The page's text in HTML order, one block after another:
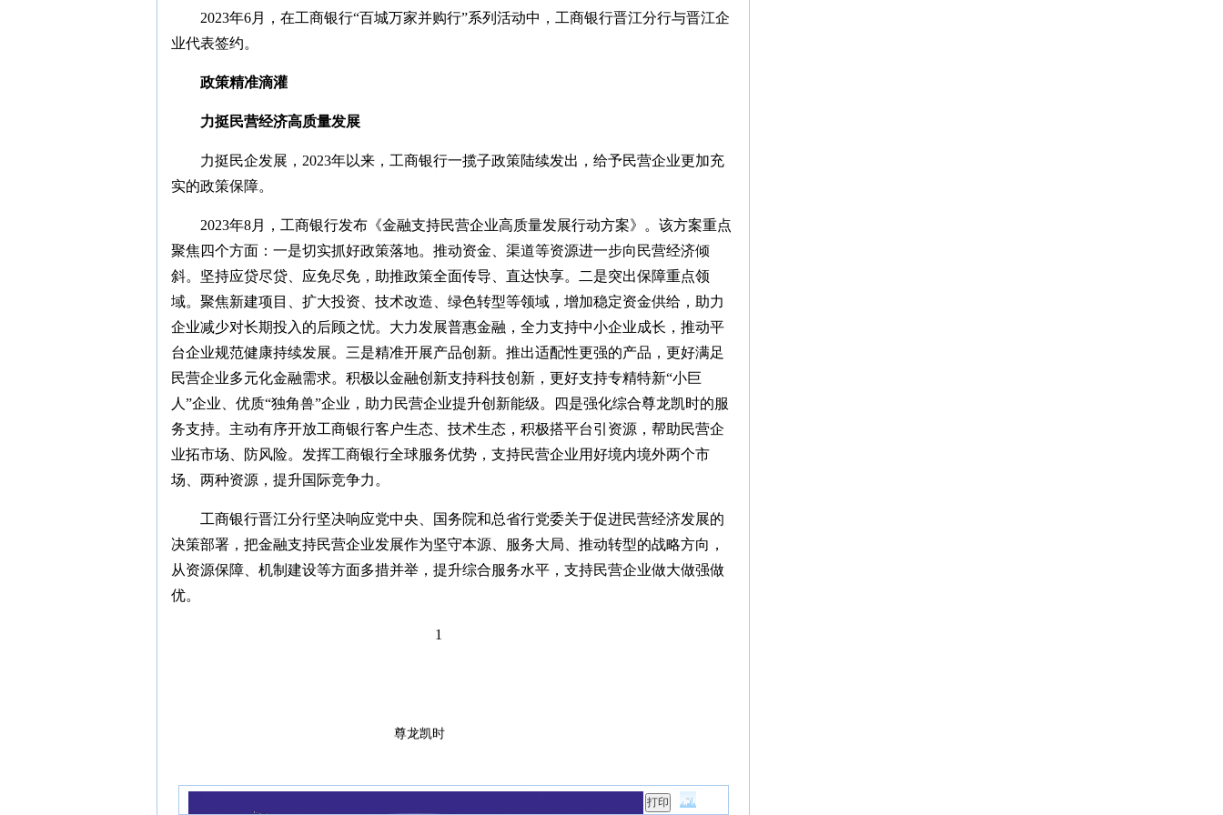
2023年6月，在工商银行“百城万家并购行”系列活动中，工商银行晋江分行与晋江企
业代表签约。
政策精准滴灌
力挺民营经济高质量发展
力挺民企发展，2023年以来，工商银行一揽子政策陆续发出，给予民营企业更加充
实的政策保障。
2023年8月，工商银行发布《金融支持民营企业高质量发展行动方案》。该方案重点
聚焦四个方面：一是切实抓好政策落地。推动资金、渠道等资源进一步向民营经济倾
斜。坚持应贷尽贷、应免尽免，助推政策全面传导、直达快享。二是突出保障重点领
域。聚焦新建项目、扩大投资、技术改造、绿色转型等领域，增加稳定资金供给，助力
企业减少对长期投入的后顾之忧。大力发展普惠金融，全力支持中小企业成长，推动平
台企业规范健康持续发展。三是精准开展产品创新。推出适配性更强的产品，更好满足
民营企业多元化金融需求。积极以金融创新支持科技创新，更好支持专精特新“小巨
人”企业、优质“独角兽”企业，助力民营企业提升创新能级。四是强化综合尊龙凯时的服
务支持。主动有序开放工商银行客户生态、技术生态，积极搭平台引资源，帮助民营企
业拓市场、防风险。发挥工商银行全球服务优势，支持民营企业用好境内境外两个市
场、两种资源，提升国际竞争力。
工商银行晋江分行坚决响应党中央、国务院和总省行党委关于促进民营经济发展的
决策部署，把金融支持民营企业发展作为坚守本源、服务大局、推动转型的战略方向，
从资源保障、机制建设等方面多措并举，提升综合服务水平，支持民营企业做大做强做
优。
1
尊龙凯时